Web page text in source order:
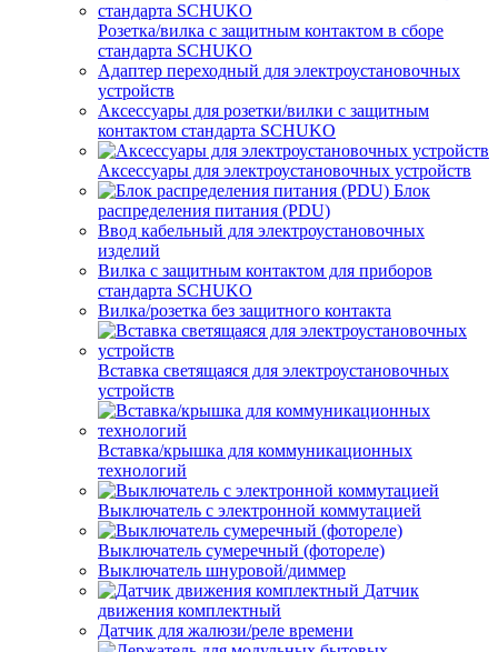
Розетка/вилка с защитным контактом в сборе
стандарта SCHUKO
Адаптер переходный для электроустановочных
устройств
Аксессуары для розетки/вилки с защитным
контактом стандарта SCHUKO
Аксессуары для электроустановочных устройств
Блок
распределения питания (PDU)
Ввод кабельный для электроустановочных
изделий
Вилка с защитным контактом для приборов
стандарта SCHUKO
Вилка/розетка без защитного контакта
Вставка светящаяся для электроустановочных
устройств
Вставка/крышка для коммуникационных
технологий
Выключатель с электронной коммутацией
Выключатель сумеречный (фотореле)
Выключатель шнуровой/диммер
Датчик
движения комплектный
Датчик для жалюзи/реле времени